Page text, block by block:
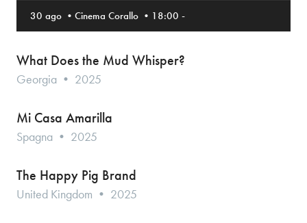
30 ago • Cinema Corallo • 18:00 -
What Does the Mud Whisper?
Georgia • 2025
Mi Casa Amarilla
Spagna • 2025
The Happy Pig Brand
United Kingdom • 2025